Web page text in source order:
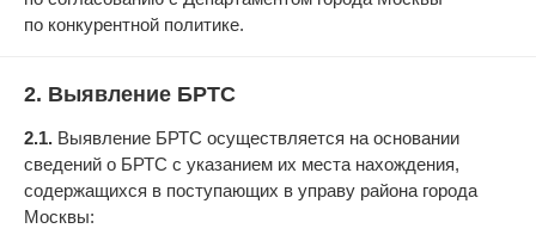
по конкурентной политике.
2. Выявление БРТС
2.1. Выявление БРТС осуществляется на основании
сведений о БРТС с указанием их места нахождения,
содержащихся в поступающих в управу района города
Москвы: